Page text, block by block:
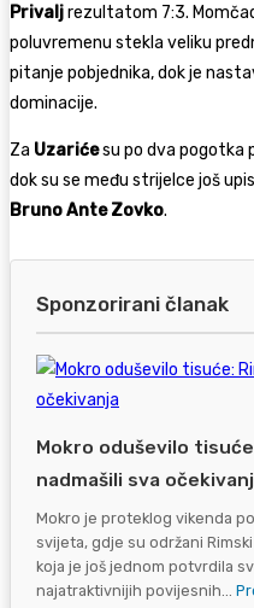
Privaljrezultatom 7:3.
poluvremenu stekla veliku
pitanje pobjednika, dok je
dominacije.
Za Uzarićesu po dva pogotka
dok su se među strijelce još
Bruno Ante Zovko.
Sponzorirani članak
Mokro oduševilo
nadmašili sva
Mokro je proteklog vikenda
svijeta, gdje su održani
koja je još jednom potvrdila
najatraktivnijih povijesnih...